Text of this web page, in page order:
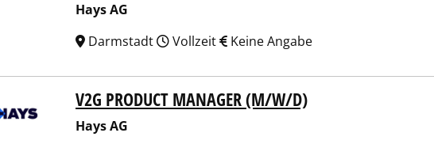
Hays AG
Darmstadt
Vollzeit Keine Angabe
V2G PRODUCT MANAGER (M/W/D)
Hays AG